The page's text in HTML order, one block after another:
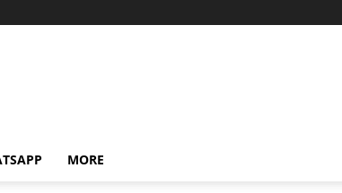
MORE